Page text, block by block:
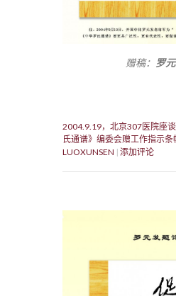
赠稿： 罗
2004.9.19，北京307医院座
氏通谱》编委会赠工作指示条
LUOXUNSEN 添加评论